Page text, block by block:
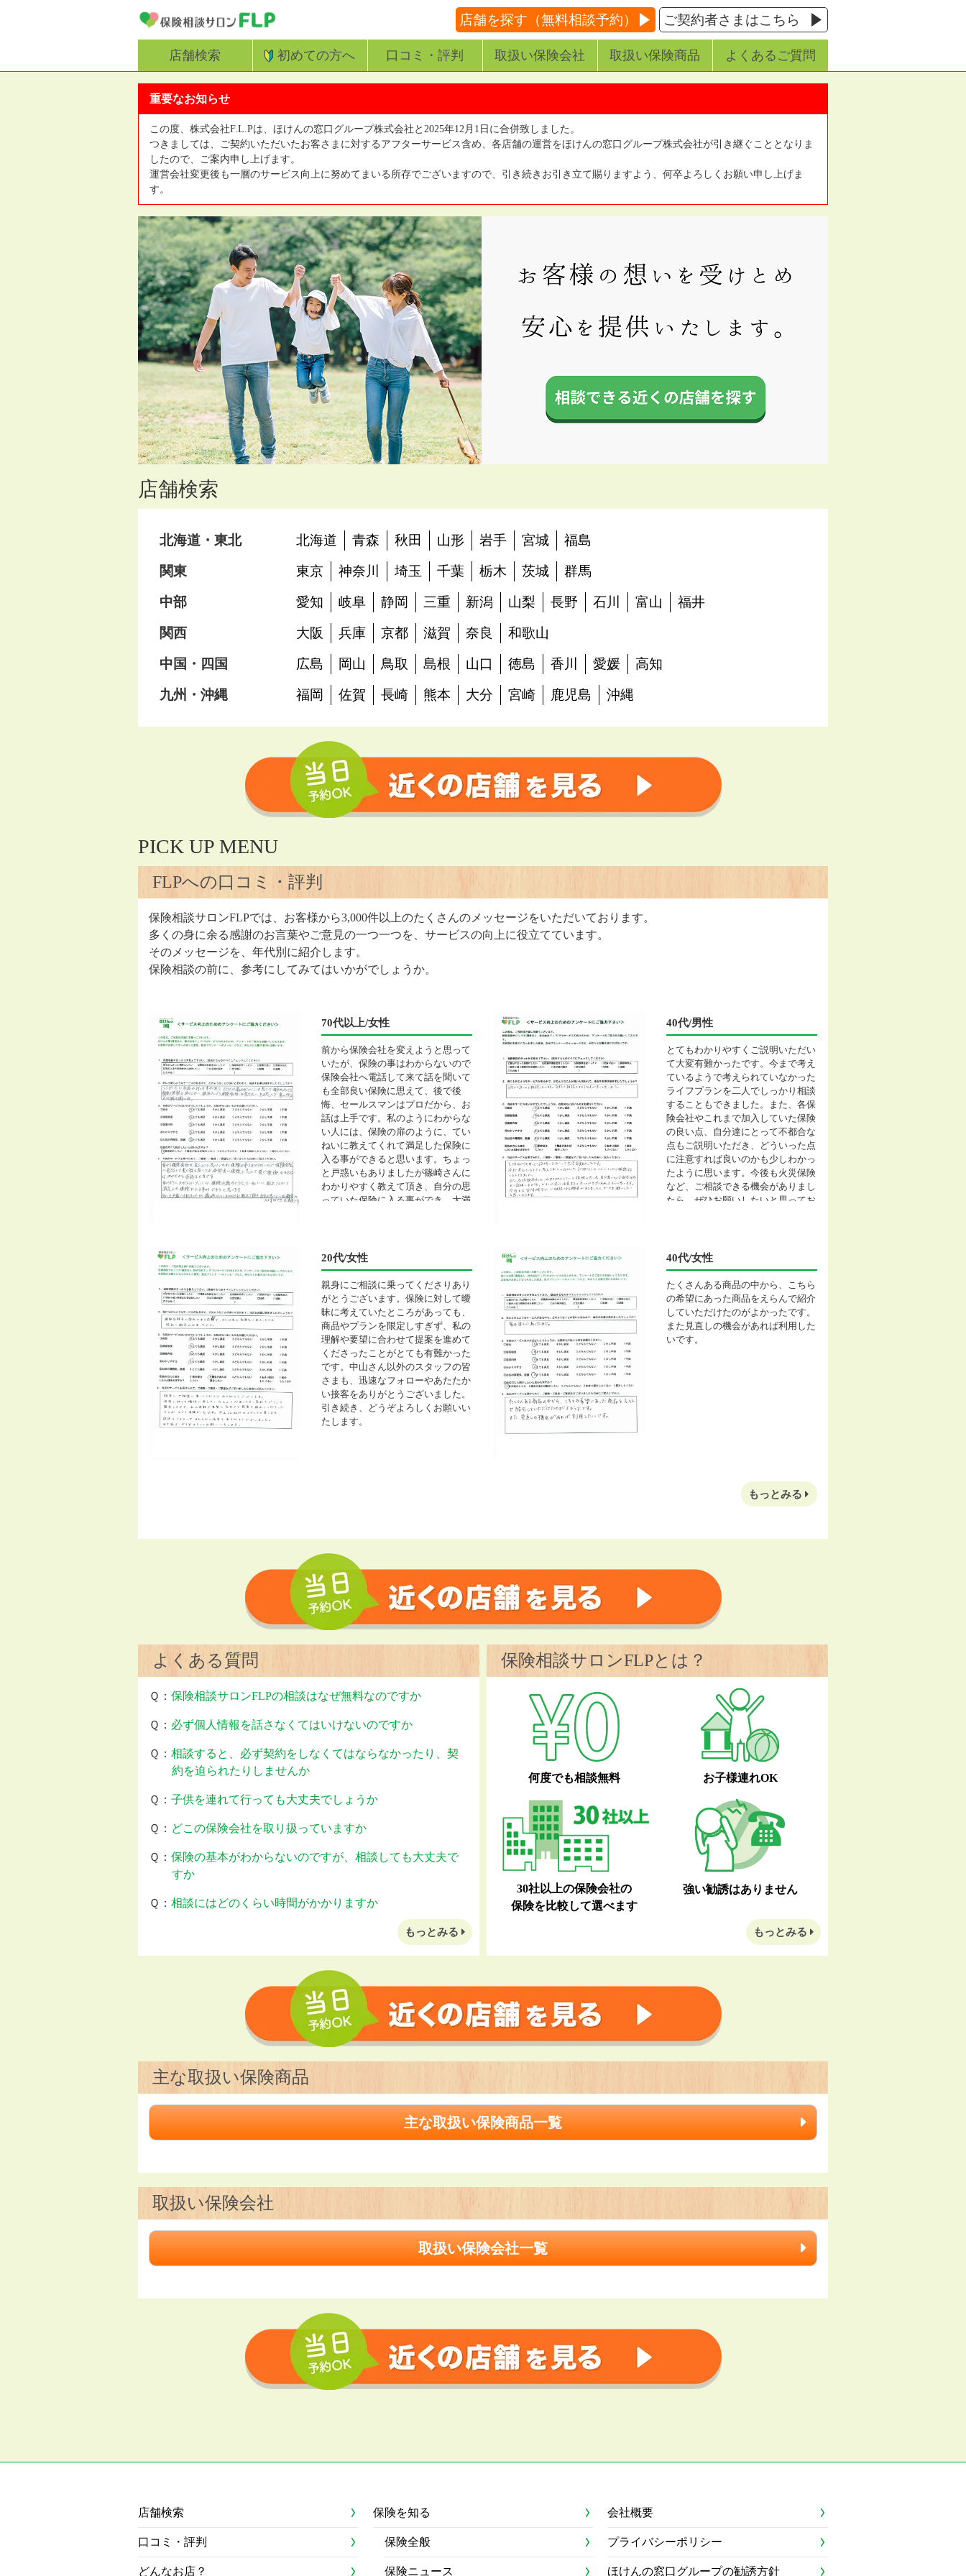
店舗を探す（無料相談予約） ご契約者さまはこちら
店舗検索 初めての方へ 口コミ・評判 取扱い保険会社 取扱い保険商品 よくあるご質問
重要なお知らせ
この度、株式会社F.L.Pは、ほけんの窓口グループ株式会社と2025年12月1日に合併致しました。
つきましては、ご契約いただいたお客さまに対するアフターサービス含め、各店舗の運営をほけんの窓口グループ株式会社が引き継ぐこととなりま
したので、ご案内申し上げます。
運営会社変更後も一層のサービス向上に努めてまいる所存でございますので、引き続きお引き立て賜りますよう、何卒よろしくお願い申し上げま
す。
店舗検索
北海道・東北 北海道 青森 秋田 山形 岩手 宮城 福島
関東 東京 神奈川 埼玉 千葉 栃木 茨城 群馬
中部 愛知 岐阜 静岡 三重 新潟 山梨 長野 石川 富山 福井
関西 大阪 兵庫 京都 滋賀 奈良 和歌山
中国・四国 広島 岡山 鳥取 島根 山口 徳島 香川 愛媛 高知
九州・沖縄 福岡 佐賀 長崎 熊本 大分 宮崎 鹿児島 沖縄
PICK UP MENU
FLPへの口コミ・評判
保険相談サロンFLPでは、お客様から3,000件以上のたくさんのメッセージをいただいております。
多くの身に余る感謝のお言葉やご意見の一つ一つを、サービスの向上に役立てています。
そのメッセージを、年代別に紹介します。
保険相談の前に、参考にしてみてはいかがでしょうか。
70代以上/女性
前から保険会社を変えようと思って
いたが、保険の事はわからないので
保険会社へ電話して来て話を聞いて
も全部良い保険に思えて、後で後
悔、セールスマンはプロだから、お
話は上手です。私のようにわからな
い人には、保険の扉のように、てい
ねいに教えてくれて満足した保険に
入る事ができると思います。ちょっ
と戸惑いもありましたが篠崎さんに
わかりやすく教えて頂き、自分の思
っていた保険に入る事ができ、大満
40代/男性
とてもわかりやすくご説明いただい
て大変有難かったです。今まで考え
ているようで考えられていなかった
ライフプランを二人でしっかり相談
することもできました。また、各保
険会社やこれまで加入していた保険
の良い点、自分達にとって不都合な
点もご説明いただき、どういった点
に注意すれば良いのかも少しわかっ
たように思います。今後も火災保険
など、ご相談できる機会がありまし
たら、ぜひお願いしたいと思ってお
20代/女性
親身にご相談に乗ってくださりあり
がとうございます。保険に対して曖
昧に考えていたところがあっても、
商品やプランを限定しすぎず、私の
理解や要望に合わせて提案を進めて
くださったことがとても有難かった
です。中山さん以外のスタッフの皆
さまも、迅速なフォローやあたたか
い接客をありがとうございました。
引き続き、どうぞよろしくお願いい
たします。
40代/女性
たくさんある商品の中から、こちら
の希望にあった商品をえらんで紹介
していただけたのがよかったです。
また見直しの機会があれば利用した
いです。
もっとみる
よくある質問
Ｑ： 保険相談サロンFLPの相談はなぜ無料なのですか
Ｑ： 必ず個人情報を話さなくてはいけないのですか
Ｑ： 相談すると、必ず契約をしなくてはならなかったり、契
約を迫られたりしませんか
Ｑ： 子供を連れて行っても大丈夫でしょうか
Ｑ： どこの保険会社を取り扱っていますか
Ｑ： 保険の基本がわからないのですが、相談しても大丈夫で
すか
Ｑ： 相談にはどのくらい時間がかかりますか
もっとみる
保険相談サロンFLPとは？
何度でも相談無料 お子様連れOK
30社以上の保険会社の
保険を比較して選べます
強い勧誘はありません
もっとみる
主な取扱い保険商品
主な取扱い保険商品一覧
取扱い保険会社
取扱い保険会社一覧
店舗検索
口コミ・評判
どんなお店？
保険を知る
保険全般
保険ニュース
会社概要
プライバシーポリシー
ほけんの窓口グループの勧誘方針